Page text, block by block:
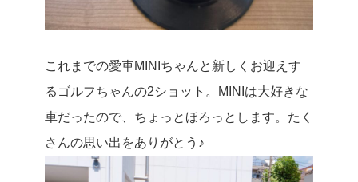
これまでの愛車MINIちゃんと新しくお迎えす
るゴルフちゃんの2ショット。MINIは大好きな
車だったので、ちょっとほろっとします。たく
さんの思い出をありがとう♪